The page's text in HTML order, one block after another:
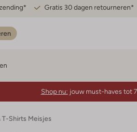
Gratis 30 dagen retourneren*
Shop nu: jouw must-haves tot
T-Shirts Meisjes